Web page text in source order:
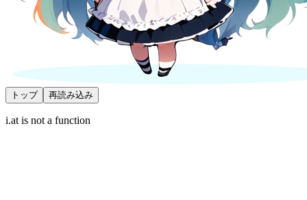
トップ 再読み込み
i.at is not a function